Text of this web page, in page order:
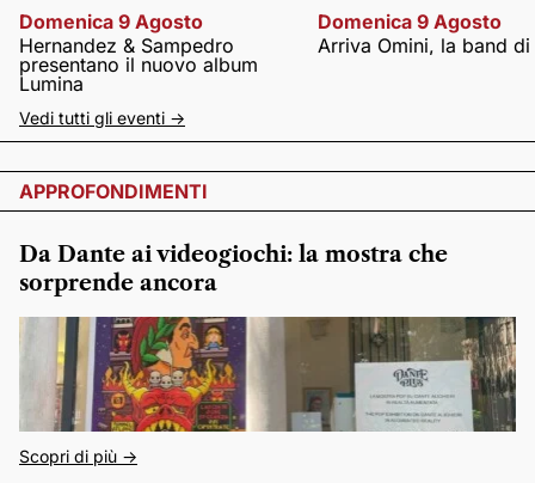
Domenica 9 Agosto
Hernandez & Sampedro
presentano il nuovo album
Lumina
Domenica 9 Agosto
Arriva Omini, la band
Vedi tutti gli eventi ->
APPROFONDIMENTI
Da Dante ai videogiochi: la mostra che
sorprende ancora
Scopri di più ->